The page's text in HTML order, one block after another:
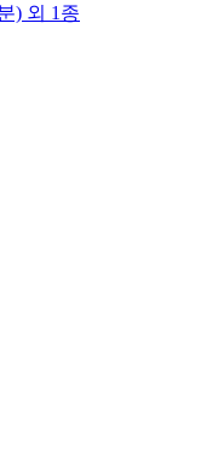
) 외 1종